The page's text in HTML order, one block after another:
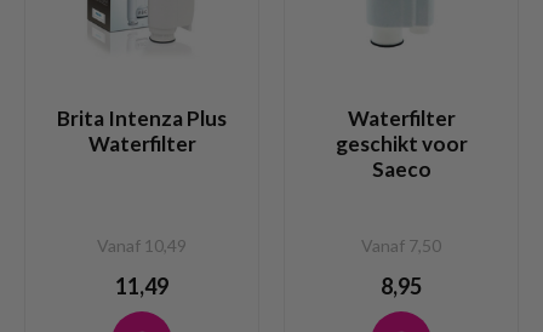
Brita Intenza Plus
Waterfilter
Vanaf 10,49
11,49
Waterfilter
geschikt voor
Saeco
Vanaf 7,50
8,95